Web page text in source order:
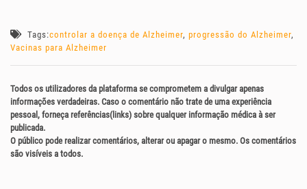
Tags:controlar a doença de Alzheimer, progressão do Alzheimer,
Vacinas para Alzheimer
Todos os utilizadores da plataforma se comprometem a divulgar apenas
informações verdadeiras. Caso o comentário não trate de uma experiência
pessoal, forneça referências(links) sobre qualquer informação médica à ser
publicada.
O público pode realizar comentários, alterar ou apagar o mesmo. Os comentários
são visíveis a todos.